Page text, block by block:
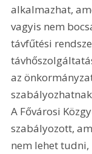
alkalmazhat,
vagyis nem
távfűtési
az
A Fővárosi
szabályozott,
nem lehet